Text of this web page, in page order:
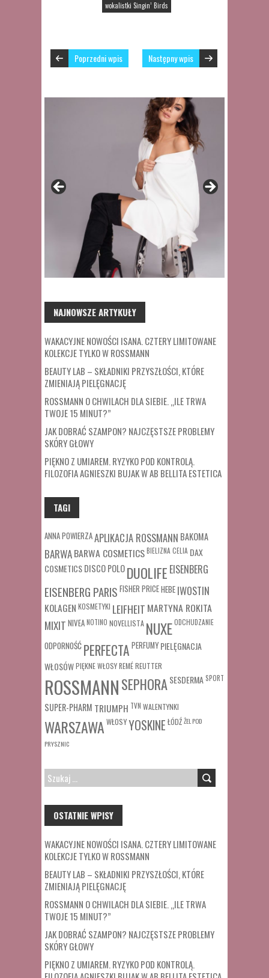
wokalistki Singin’ Birds
Poprzedni wpis Następny wpis
NAJNOWSZE ARTYKUŁY
WAKACYJNE NOWOŚCI ISANA. CZTERY LIMITOWANE
KOLEKCJE TYLKO W ROSSMANN
BEAUTY LAB – SKŁADNIKI PRZYSZŁOŚCI, KTÓRE
ZMIENIAJĄ PIELĘGNACJĘ
ROSSMANN O CHWILACH DLA SIEBIE. „ILE TRWA
TWOJE 15 MINUT?”
JAK DOBRAĆ SZAMPON? NAJCZĘSTSZE PROBLEMY
SKÓRY GŁOWY
PIĘKNO Z UMIAREM. RYZYKO POD KONTROLĄ.
FILOZOFIA AGNIESZKI BUJAK W AB BELLITA ESTETICA
TAGI
ANNA POWIERZAAPLIKACJA ROSSMANN BAKOMA
BARWABARWA COSMETICSBIELIZNACELIA DAX
COSMETICSDISCO POLODUOLIFE EISENBERG
EISENBERG PARIS FISHER PRICEHEBE IWOSTIN
KOLAGEN KOSMETYKI LEIFHEIT MARTYNA ROKITA
MIXIT NIVEANOTINO NOVELLISTA NUXEODCHUDZANIE
ODPORNOŚĆ PERFECTA PERFUMY PIELĘGNACJA
WŁOSÓWPIĘKNE WŁOSYREMÉREUTTER
ROSSMANNSEPHORASESDERMA SPORT
SUPER-PHARM TRIUMPH TVN WALENTYNKI
WARSZAWA WŁOSYYOSKINE ŁÓDŹŻEL POD
PRYSZNIC
SZUKAJ:
OSTATNIE WPISY
WAKACYJNE NOWOŚCI ISANA. CZTERY LIMITOWANE
KOLEKCJE TYLKO W ROSSMANN
BEAUTY LAB – SKŁADNIKI PRZYSZŁOŚCI, KTÓRE
ZMIENIAJĄ PIELĘGNACJĘ
ROSSMANN O CHWILACH DLA SIEBIE. „ILE TRWA
TWOJE 15 MINUT?”
JAK DOBRAĆ SZAMPON? NAJCZĘSTSZE PROBLEMY
SKÓRY GŁOWY
PIĘKNO Z UMIAREM. RYZYKO POD KONTROLĄ.